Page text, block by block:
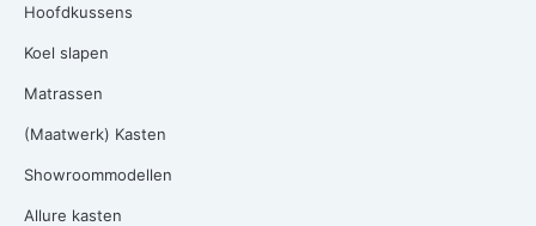
Hoofdkussens
Koel slapen
Matrassen
(Maatwerk) Kasten
Showroommodellen
Allure kasten